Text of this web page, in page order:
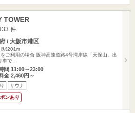
TOWER
件
/ 大阪市港区
駅201m
ご利用の場合 阪神高速道路4号湾岸線「天保山」出
車で…
間 11:00～23:00
金 2,460円～
サウナ
ンあり